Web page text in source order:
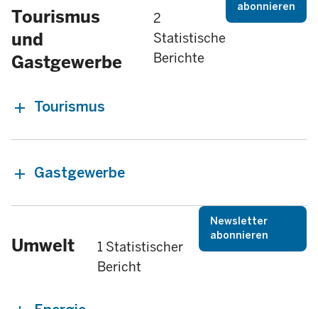
Tourismus
und
Gastgewerbe
2
Statistische
Berichte
abonnieren
Tourismus
Gastgewerbe
Umwelt
1 Statistischer
Bericht
Newsletter
abonnieren